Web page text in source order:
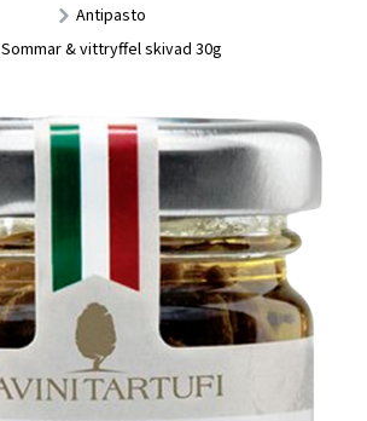
Antipasto
Sommar & vittryffel skivad 30g